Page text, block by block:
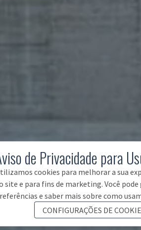
de Privacidade para
cookies para melhorar a sua
site e para fins de marketing. Você pode
e saber mais sobre como
CONFIGURAÇÕES DE